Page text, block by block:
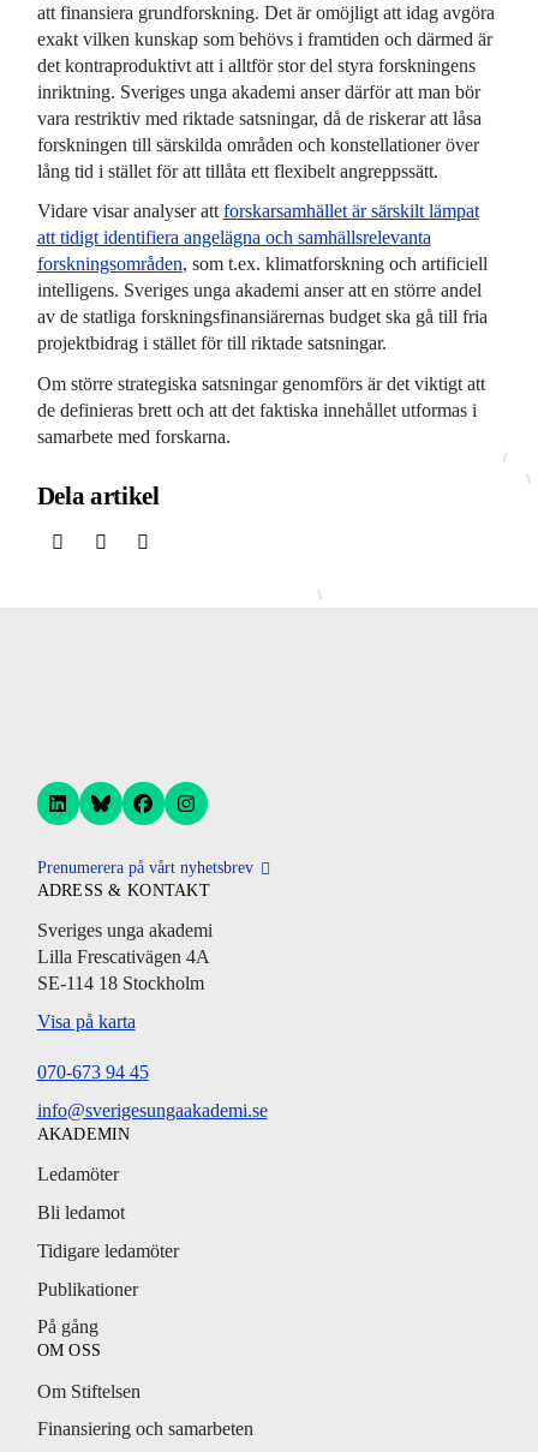
att finansiera grundforskning. Det är omöjligt att idag avgöra
exakt vilken kunskap som behövs i framtiden och därmed är
det kontraproduktivt att i alltför stor del styra forskningens
inriktning. Sveriges unga akademi anser därför att man bör
vara restriktiv med riktade satsningar, då de riskerar att låsa
forskningen till särskilda områden och konstellationer över
lång tid i stället för att tillåta ett flexibelt angreppssätt.
Vidare visar analyser att forskarsamhället är särskilt lämpat
att tidigt identifiera angelägna och samhällsrelevanta
forskningsområden, som t.ex. klimatforskning och artificiell
intelligens. Sveriges unga akademi anser att en större andel
av de statliga forskningsfinansiärernas budget ska gå till fria
projektbidrag i stället för till riktade satsningar.
Om större strategiska satsningar genomförs är det viktigt att
de definieras brett och att det faktiska innehållet utformas i
samarbete med forskarna.
Dela artikel
Prenumerera på vårt nyhetsbrev
ADRESS & KONTAKT
Sveriges unga akademi
Lilla Frescativägen 4A
SE-114 18 Stockholm
Visa på karta
070-673 94 45
info@sverigesungaakademi.se
AKADEMIN
Ledamöter
Bli ledamot
Tidigare ledamöter
Publikationer
På gång
OM OSS
Om Stiftelsen
Finansiering och samarbeten